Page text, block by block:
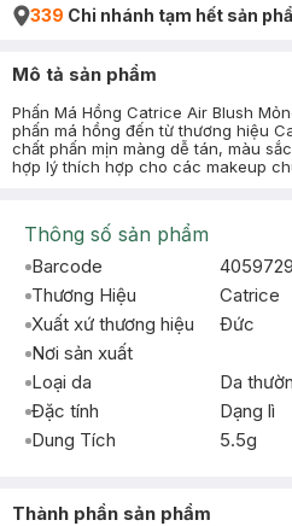
339 Chi nhánh tạm hết sản
Mô tả sản phẩm
Phấn Má Hồng Catrice Air Blush
phấn má hồng đến từ thương hiệu
chất phấn mịn màng dễ tán, màu
hợp lý thích hợp cho các makeup
Thông số sản phẩm
Barcode
Thương Hiệu
Catrice
Xuất xứ thương hiệu
Ðức
Nơi sản xuất
Loại da
Da
Đặc tính
Dạng lì
Dung Tích
5.5g
Thành phần sản phẩm